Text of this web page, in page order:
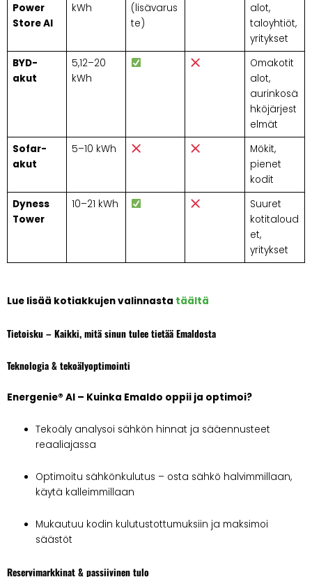
Power
Store AI
kWh
(lisävarus
te)
alot,
taloyhtiöt,
yritykset
BYD-
akut
5,12–20
kWh
Omakotit
alot,
aurinkosä
hköjärjest
elmät
Sofar-
akut
5–10 kWh
Mökit,
pienet
kodit
Dyness
Tower
10–21 kWh
Suuret
kotitaloud
et,
yritykset
Lue lisää kotiakkujen valinnasta täältä
Tietoisku – Kaikki, mitä sinun tulee tietää Emaldosta
Teknologia & tekoälyoptimointi
Energenie® AI – Kuinka Emaldo oppii ja optimoi?
Tekoäly analysoi sähkön hinnat ja sääennusteet
reaaliajassa
Optimoitu sähkönkulutus – osta sähkö halvimmillaan,
käytä kalleimmillaan
Mukautuu kodin kulutustottumuksiin ja maksimoi
säästöt
Reservimarkkinat & passiivinen tulo